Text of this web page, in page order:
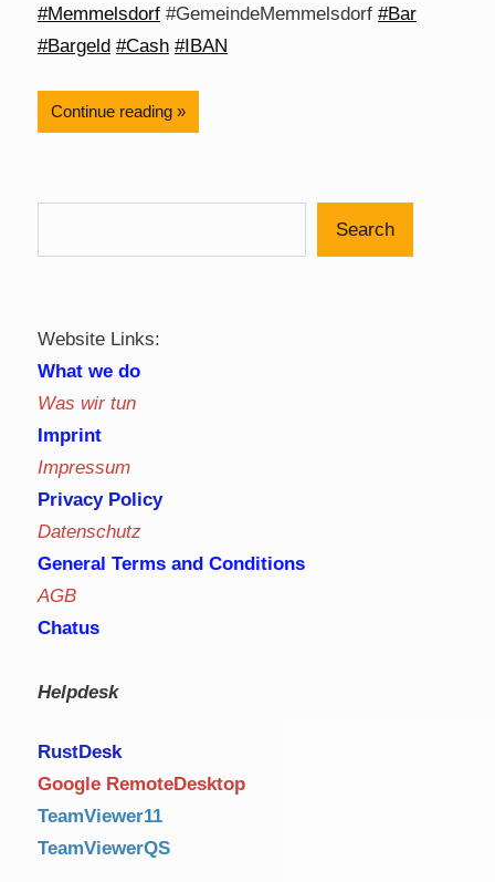
#Memmelsdorf #GemeindeMemmelsdorf #Bar
#Bargeld #Cash #IBAN
Continue reading
Search
Website Links:
What we do
Was wir tun
Imprint
Impressum
Privacy Policy
Datenschutz
General Terms and Conditions
AGB
Chatus
Helpdesk
RustDesk
Google RemoteDesktop
TeamViewer11
TeamViewerQS